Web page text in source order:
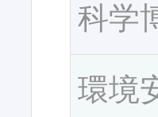
科学
環境